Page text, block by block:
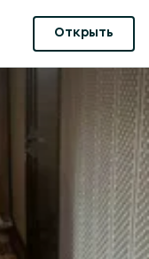
Открыть